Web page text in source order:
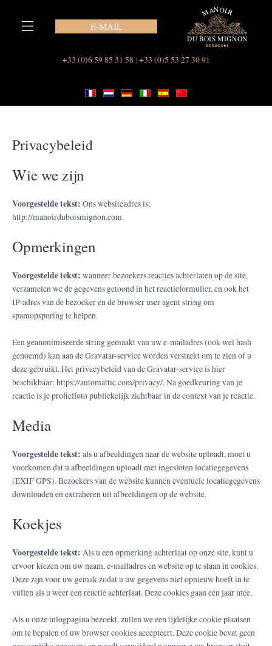
E-MAIL
+33 (0)6 59 85 31 58 | +33 (0)5 53 27 30 91
Privacybeleid
Wie we zijn
Voorgestelde tekst: Ons websiteadres is:
http://manoirduboismignon.com.
Opmerkingen
Voorgestelde tekst: wanneer bezoekers reacties achterlaten op de site,
verzamelen we de gegevens getoond in het reactieformulier, en ook het
IP-adres van de bezoeker en de browser user agent string om
spamopsporing te helpen.
Een geanonimiseerde string gemaakt van uw e-mailadres (ook wel hash
genoemd) kan aan de Gravatar-service worden verstrekt om te zien of u
deze gebruikt. Het privacybeleid van de Gravatar-service is hier
beschikbaar: https://automattic.com/privacy/. Na goedkeuring van je
reactie is je profielfoto publiekelijk zichtbaar in de context van je reactie.
Media
Voorgestelde tekst: als u afbeeldingen naar de website uploadt, moet u
voorkomen dat u afbeeldingen uploadt met ingesloten locatiegegevens
(EXIF GPS). Bezoekers van de website kunnen eventuele locatiegegevens
downloaden en extraheren uit afbeeldingen op de website.
Koekjes
Voorgestelde tekst: Als u een opmerking achterlaat op onze site, kunt u
ervoor kiezen om uw naam, e-mailadres en website op te slaan in cookies.
Deze zijn voor uw gemak zodat u uw gegevens niet opnieuw hoeft in te
vullen als u weer een reactie achterlaat. Deze cookies gaan een jaar mee.
Als u onze inlogpagina bezoekt, zullen we een tijdelijke cookie plaatsen
om te bepalen of uw browser cookies accepteert. Deze cookie bevat geen